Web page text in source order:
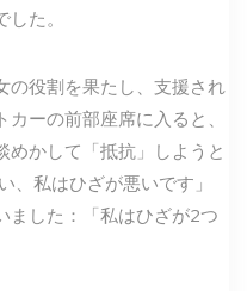
た。
の役割を果たし、支援され
ーの前部座席に入ると、
かして「抵抗」しようと
、私はひざが悪いです」
ました：「私はひざが2つ